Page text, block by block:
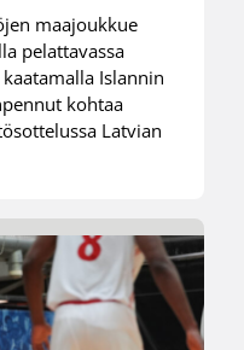
maajoukkue
pelattavassa
Islannin
kohtaa
Latvian